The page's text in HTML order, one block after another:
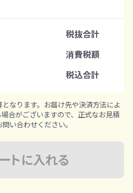
ら
税抜合計
消費税額
税込合計
なります。お届け先や決済方法によ
合がございますので、正式なお見積
い合わせください。
トに入れる